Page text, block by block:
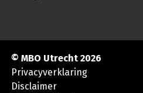
© MBO Utrecht 2026
Privacyverklaring
Disclaimer